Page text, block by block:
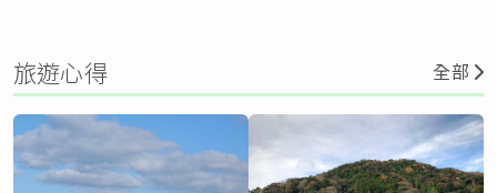
旅遊心得 全部